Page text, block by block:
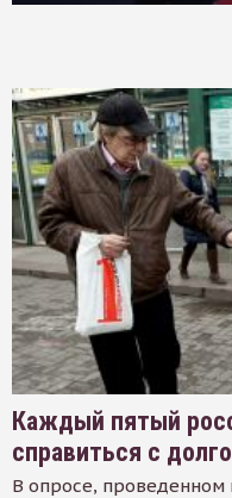
Каждый пятый
справиться с
В опросе, проведенном